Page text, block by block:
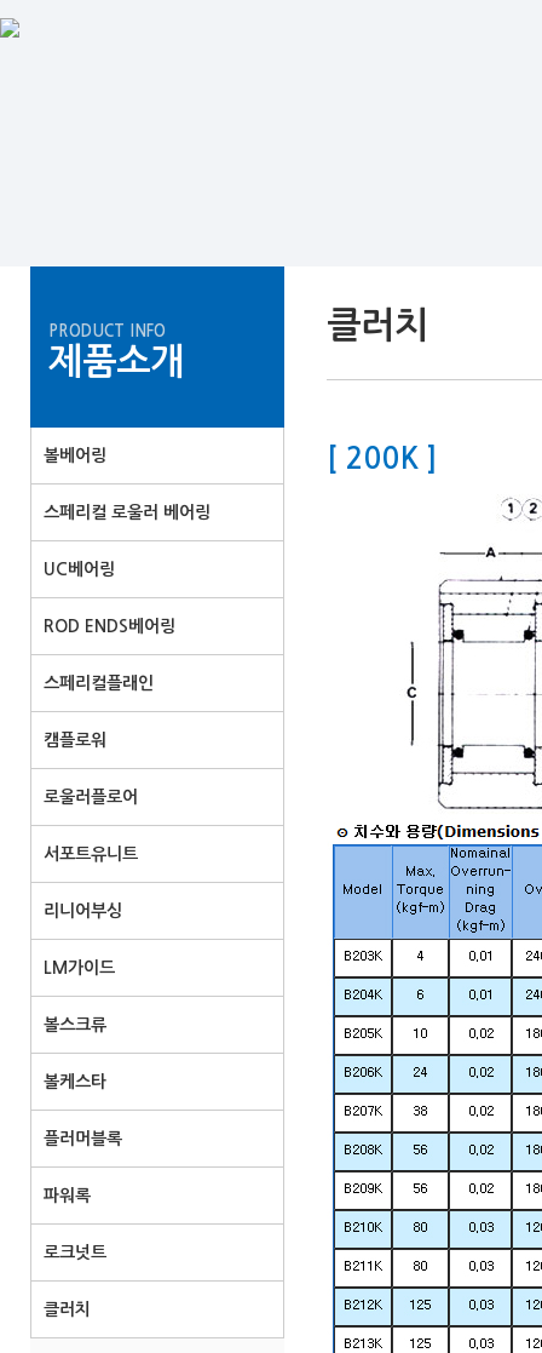
PRODUCT INFO
제품소개
볼베어링
스페리컬 로울러 베어링
UC베어링
ROD ENDS베어링
스페리컬플래인
캠플로워
로울러플로어
서포트유니트
리니어부싱
LM가이드
볼스크류
볼케스타
플러머블록
파워록
로크넛트
클러치
클러치
[ 200K ]